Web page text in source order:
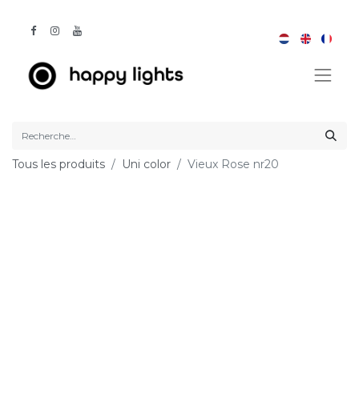
Tous les produits Uni color Vieux Rose nr20